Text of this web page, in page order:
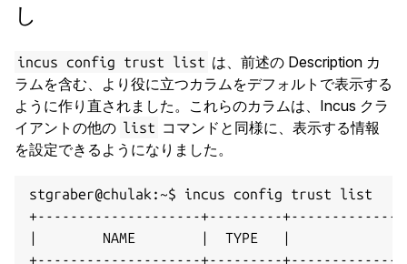
し
incus config trust list は、前述の Description カ
ラムを含む、より役に立つカラムをデフォルトで表示する
ように作り直されました。これらのカラムは、Incus クラ
イアントの他の list コマンドと同様に、表示する情報
を設定できるようになりました。
stgraber@chulak:~$ incus config trust list
+--------------------+---------
|        NAME        |  TYPE   |
+--------------------+---------